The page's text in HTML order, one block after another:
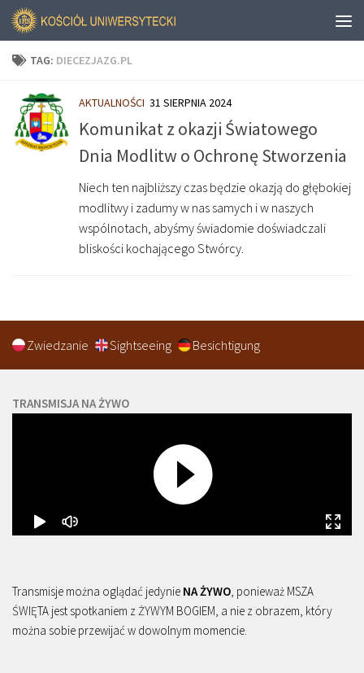
TAG: DIECEZJAZG.PL
AKTUALNOŚCI 31 SIERPNIA 2024
Komunikat z okazji Światowego
Dnia Modlitw o Ochronę Stworzenia
Niech ten najbliższy czas będzie okazją do głębokiej
modlitwy i zadumy w nas samych i w naszych
wspólnotach, abyśmy świadomie doświadczali
bliskości kochającego Stwórcy.
Zwiedzanie Sightseeing Besichtigung
TRANSMISJA NA ŻYWO
Transmisje można oglądać jedynie NA ŻYWO, ponieważ MSZA
ŚWIĘTA jest spotkaniem z ŻYWYM BOGIEM, a nie z obrazem, który
można sobie przewijać w dowolnym momencie.